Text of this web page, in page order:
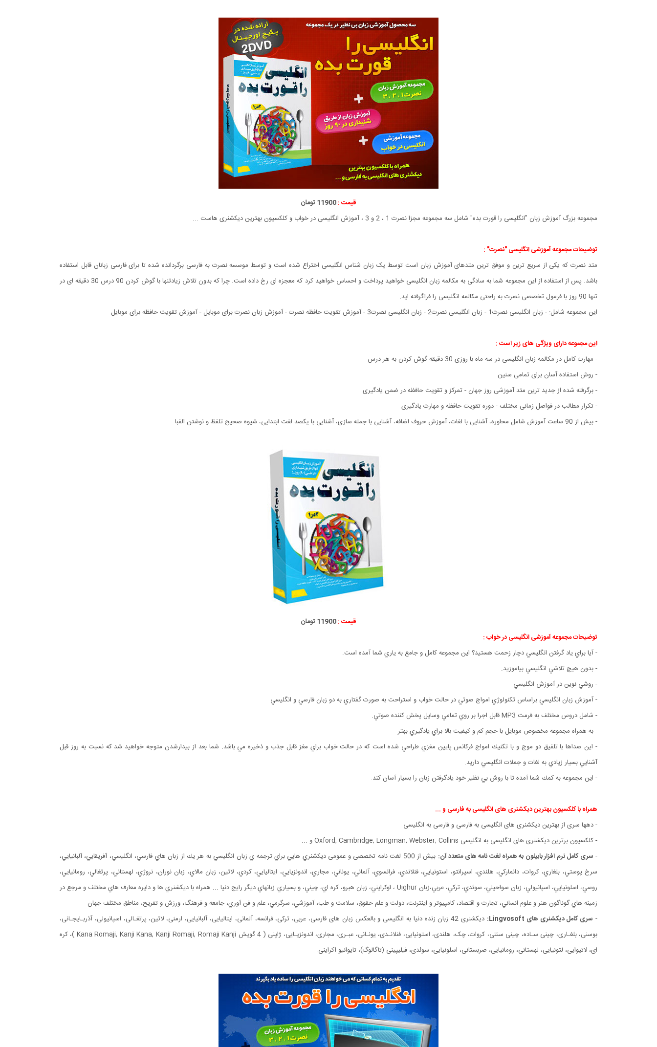
قیمت :11900 تومان
مجموعه بزرگ آموزش زبان "انگلیسی را قورت بده" شامل سه مجموعه مجزا نصرت 1 ، 2 و 3 ، آموزش انگلیسی در خواب و کلکسیون بهترین دیکشنری هاست ...
توضیحات مجموعه آموزشی انگلیسی "نصرت" :
متد نصرت که یکی از سریع ترین و موفق ترین متدهای آموزش زبان است توسط یک زبان شناس انگلیسی اختراع شده است و توسط موسسه نصرت به فارسی برگردانده شده تا برای فارسی زبانان قابل استفاده
باشد. پس از استفاده از این مجموعه شما به سادگی به مکالمه زبان انگلیسی خواهید پرداخت و احساس خواهید کرد که معجزه ای رخ داده است. چرا که بدون تلاش زیادتنها با گوش کردن 90 درس 30 دقیقه ای در
تنها 90 روز با فرمول تخصصی نصرت به راحتی مکالمه انگلیسی را فراگرفته اید.
این مجموعه شامل: - زبان انگلیسی نصرت1 - زبان انگلیسی نصرت2 - زبان انگلیسی نصرت3 - آموزش تقویت حافظه نصرت - آموزش زبان نصرت برای موبایل - آموزش تقویت حافظه برای موبایل
این مجموعه دارای ویژگی های زیر است :
- مهارت کامل در مکالمه زبان انگلیسی در سه ماه با روزی 30 دقیقه گوش کردن به هر درس
- روش استفاده آسان برای تمامی سنین
- برگرفته شده از جدید ترین متد آموزشی روز جهان - تمرکز و تقویت حافظه در ضمن یادگیری
- تکرار مطالب در فواصل زمانی مختلف - دوره تقویت حافظه و مهارت یادگیری
- بیش از 90 ساعت آموزش شامل محاوره، آشنایی با لغات، آموزش حروف اضافه، آشنایی با جمله سازی، آشنایی با یکصد لغت ابتدایی، شیوه صحیح تلفظ و نوشتن الفبا
قیمت :11900 تومان
توضیحات مجموعه آموزشی انگلیسی در خواب :
- آيا براي ياد گرفتن انگليسي دچار زحمت هستيد؟ اين مجموعه كامل و جامع به ياري شما آمده است.
- بدون هيچ تلاشي انگليسي بياموزيد.
- روشي نوين در آموزش انگليسي
- آموزش زبان انگليسي براساس تكنولوژي امواج صوتي در حالت خواب و استراحت به صورت گفتاري به دو زبان فارسي و انگليسي
- شامل دروس مختلف به فرمت MP3 قابل اجرا بر روي تمامي وسايل پخش كننده صوتي.
- به همراه مجموعه مخصوص موبايل با حجم كم و كيفيت بالا براي يادگيري بهتر
- اين صداها با تلفيق دو موج و با تكنيك امواج فركانس پايين مغزي طراحي شده است كه در حالت خواب براي مغز قابل جذب و ذخيره مي باشد. شما بعد از بيدارشدن متوجه خواهيد شد كه نسبت به روز قبل
آشنايي بسيار زيادي به لغات و جملات انگليسي داريد.
- اين مجموعه به كمك شما آمده تا با روش بي نظير خود يادگرفتن زبان را بسيار آسان كند.
همراه با کلکسیون بهترین دیکشنری های انگلیسی به فارسی و ...
- دهها سری از بهترین دیکشنری های انگلیسی به فارسی و فارسی به انگلیسی
- کلکسیون برترین دیکشنری های انگلیسی به انگلیسی Oxford, Cambridge, Longman, Webster, Collins و ...
- سری کامل نرم افزار بابیلون به همراه لغت نامه های متعدد آن:
بیش از 500 لغت نامه تخصصی و عمومی ديكشنري هايي براي ترجمه ي زبان انگليسي به هر يك از زبان هاي فارسي، انگليسي، آفريقايي، آلبانيايي،
سرخ پوستي، بلغاري، كروات، دانماركي، هلندي، اسپرانتو، استونيايي، فنلاندي، فرانسوي، آلماني، يوناني، مجاري، اندونزيايي، ايتاليايي، كردي، لاتين، زبان مالاي، زبان نوران، نروژي، لهستاني، پرتغالي، رومانيايي،
روسي، اسلونيايي، اسپانيولي، زبان سواحيلي، سوئدي، تركي، عربي،زبان Uighur ، اوكرايني، زبان هبرو، كره اي، چيني، و بسياري زبانهاي ديگر رايج دنيا ... همراه با ديكشنري ها و دايره معارف هاي مختلف و مرجع در
زمينه هاي گوناگون هنر و علوم انساني، تجارت و اقتصاد، كامپيوتر و اينترنت، دولت و علم حقوق، سلامت و طب، آموزشي، سرگرمي، علم و فن آوري، جامعه و فرهنگ، ورزش و تفريح، مناطق مختلف جهان
- سری کامل دیکشنری های Lingvosoft:
دیکشنری 42 زبان زنده دنیا به انگلیسی و بالعکس زبان های فارسی، عربی، ترکی، فرانسه، آلمانی، ایتالیایی، آلبانیایی، ارمنی، لاتین، پرتغـالی، اسپانیولی، آذربـایجـانی،
بوسنی، بلغـاری، چینی سـاده، چینی سنتی، کروات، چک، هلندی، استونیایی، فنلانـدی، یونـانی، عبـری، مجاری، اندونزیـایی، ژاپنی ( 4 گویش Kana Romaji, Kanji Kana, Kanji Romaji, Romaji Kanji )، کره
ای، لاتیوایی، لتونیایی، لهستانی، رومانیایی، صربستانی، اسلونیایی، سوئدی، فیلیپینی (تاگالوگ)، تایوانیو اکراینی.